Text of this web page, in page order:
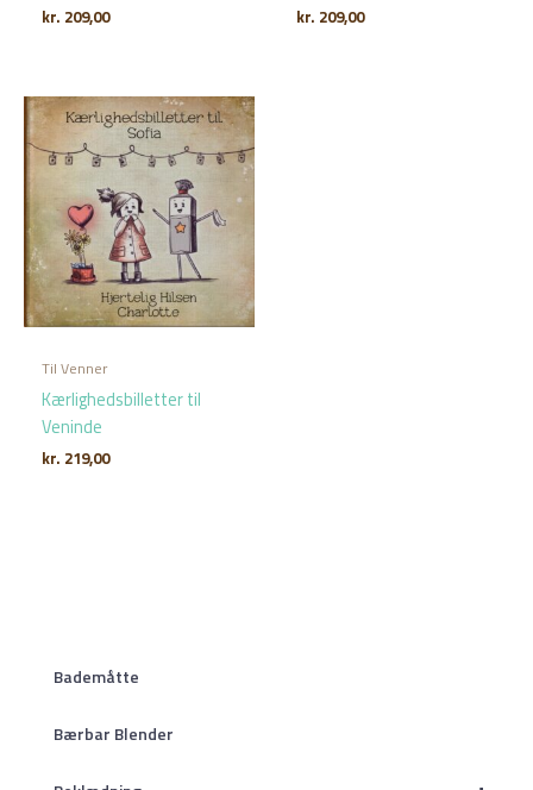
Bademåtte
Bærbar Blender
kr. 209,00 kr. 209,00
Til Venner
Kærlighedsbilletter til
Veninde
kr. 219,00